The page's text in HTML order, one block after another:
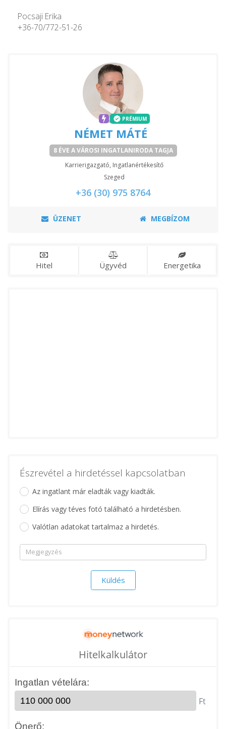
Pocsaji Erika
+36-70/772-51-26
PRÉMIUM
NÉMET MÁTÉ
8 ÉVE A VÁROSI INGATLANIRODA TAGJA
Karrierigazgató, Ingatlanértékesítő
Szeged
+36 (30) 975 8764
ÜZENET MEGBÍZOM
Hitel Ügyvéd Energetika
Észrevétel a hirdetéssel kapcsolatban
Az ingatlant már eladták vagy kiadták.
Elírás vagy téves fotó található a hirdetésben.
Valótlan adatokat tartalmaz a hirdetés.